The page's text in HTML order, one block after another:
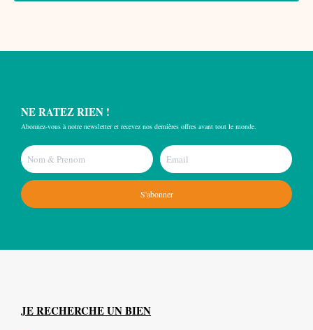
NE RATEZ RIEN !
Abonnez-vous à notre newsletter et recevez nos dernières offres avant tout le monde.
S'abonner
JE RECHERCHE UN BIEN